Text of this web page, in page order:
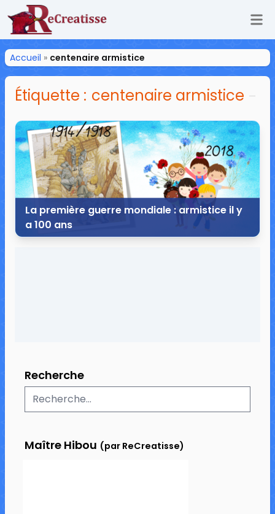
ReCreatisse
Accueil » centenaire armistice
Étiquette : centenaire armistice
La première guerre mondiale : armistice il y
a 100 ans
Recherche
Maître Hibou (par ReCreatisse)